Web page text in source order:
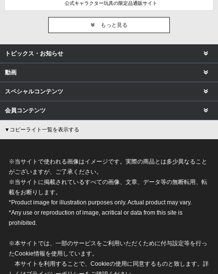
公式キャラクター玩具の限定品通販サイト
もっと見る
トピックス・お知らせ
動画
スペシャルコンテンツ
会員コンテンツ
▼コピーライト一覧を表示する
※当サイトで使われる画像はイメージです。実際の商品とは多少異なること
がございますが、ご了承ください。
※当サイトに掲載されているすべての画像、文章、データ等の無断転用、転
載をお断りします。
*Product image for illustration purposes only. Actual product may vary.
*Any use or reproduction of image, acritical or data from this site is
prohibited.
※本サイトでは、一部のサービスをご利用いただくために付与設定等を行っ
たCookie情報を使用しています。
本サイトを利用することで、Cookieの使用に同意するものと致します。詳